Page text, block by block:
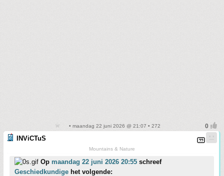
• maandag 22 juni 2026 @ 21:07 • 272
INViCTuS
Mountains & Nature
Op maandag 22 juni 2026 20:55 schreef
Geschiedkundige het volgende: